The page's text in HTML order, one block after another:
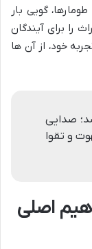
گویی بار
را برای آیندگان
خود، از آن ها
صدایی
و تقوا
اصلی